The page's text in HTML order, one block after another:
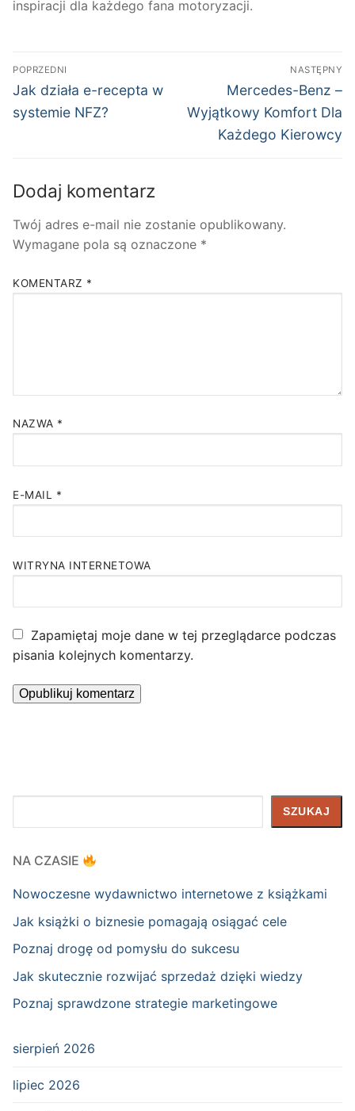
inspiracji dla każdego fana motoryzacji.
Nawigacja
wpisu
POPRZEDNI
Poprzedni
wpis:
Jak działa e-recepta w
systemie NFZ?
NASTĘPNY
Następny
wpis:
Mercedes-Benz –
Wyjątkowy Komfort Dla
Każdego Kierowcy
Dodaj komentarz
Twój adres e-mail nie zostanie opublikowany.
Wymagane pola są oznaczone *
KOMENTARZ *
NAZWA *
E-MAIL *
WITRYNA INTERNETOWA
Zapamiętaj moje dane w tej przeglądarce podczas
pisania kolejnych komentarzy.
SZUKAJ
NA CZASIE
Nowoczesne wydawnictwo internetowe z książkami
Jak książki o biznesie pomagają osiągać cele
Poznaj drogę od pomysłu do sukcesu
Jak skutecznie rozwijać sprzedaż dzięki wiedzy
Poznaj sprawdzone strategie marketingowe
sierpień 2026
lipiec 2026